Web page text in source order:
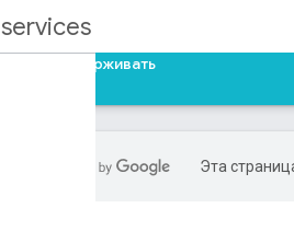
Поддерживать
Эта